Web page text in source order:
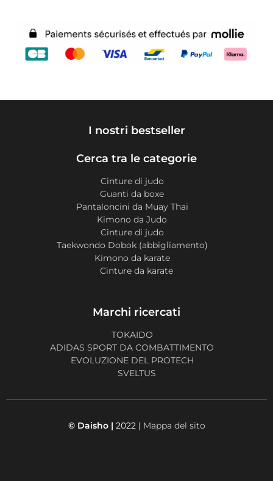
I nostri bestseller
Cerca tra le categorie
Cinture di judo
Guanti da boxe
Pantaloncini da Muay Thai
Kimono da Judo
Cinture di judo
Taekwondo Dobok (abbigliamento)
Kimono da karate
Cinture da karate
Marchi ricercati
TOKAIDO
ADIDAS SPORT DA COMBATTIMENTO
EVOLUZIONE DEL PROTECH
SVELTUS
© Daisho | 2022 | Mappa del sito